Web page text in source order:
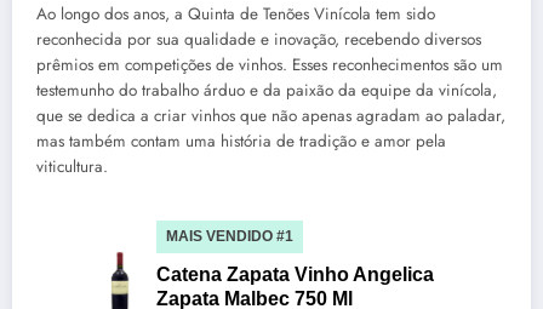
Ao longo dos anos, a Quinta de Tenões Vinícola tem sido
reconhecida por sua qualidade e inovação, recebendo diversos
prêmios em competições de vinhos. Esses reconhecimentos são um
testemunho do trabalho árduo e da paixão da equipe da vinícola,
que se dedica a criar vinhos que não apenas agradam ao paladar,
mas também contam uma história de tradição e amor pela
viticultura.
MAIS VENDIDO #1
Catena Zapata Vinho Angelica
Zapata Malbec 750 Ml